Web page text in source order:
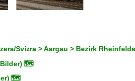
Svizra > Aargau > Bezirk
🗺
🗺